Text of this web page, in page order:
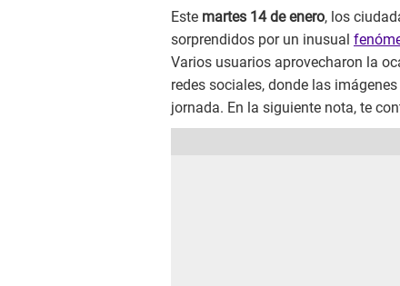
Este martes 14 de enero, los
sorprendidos por un inusual
Varios usuarios aprovecharon la
redes sociales, donde las
jornada. En la siguiente nota, te